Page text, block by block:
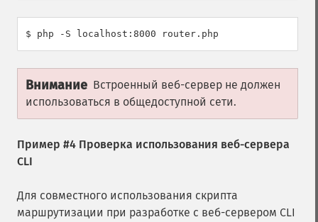
$ php -S localhost:8000 router.php
Внимание Встроенный веб-сервер не должен
использоваться в общедоступной сети.
Пример #4 Проверка использования веб-сервера
CLI
Для совместного использования скрипта
маршрутизации при разработке с веб-сервером CLI